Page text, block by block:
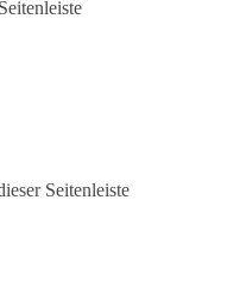
Seitenleiste